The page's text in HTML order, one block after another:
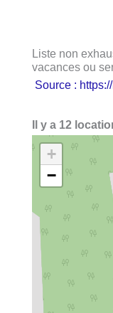
Liste non
vacances ou
Source :
Il y a 12
+
−